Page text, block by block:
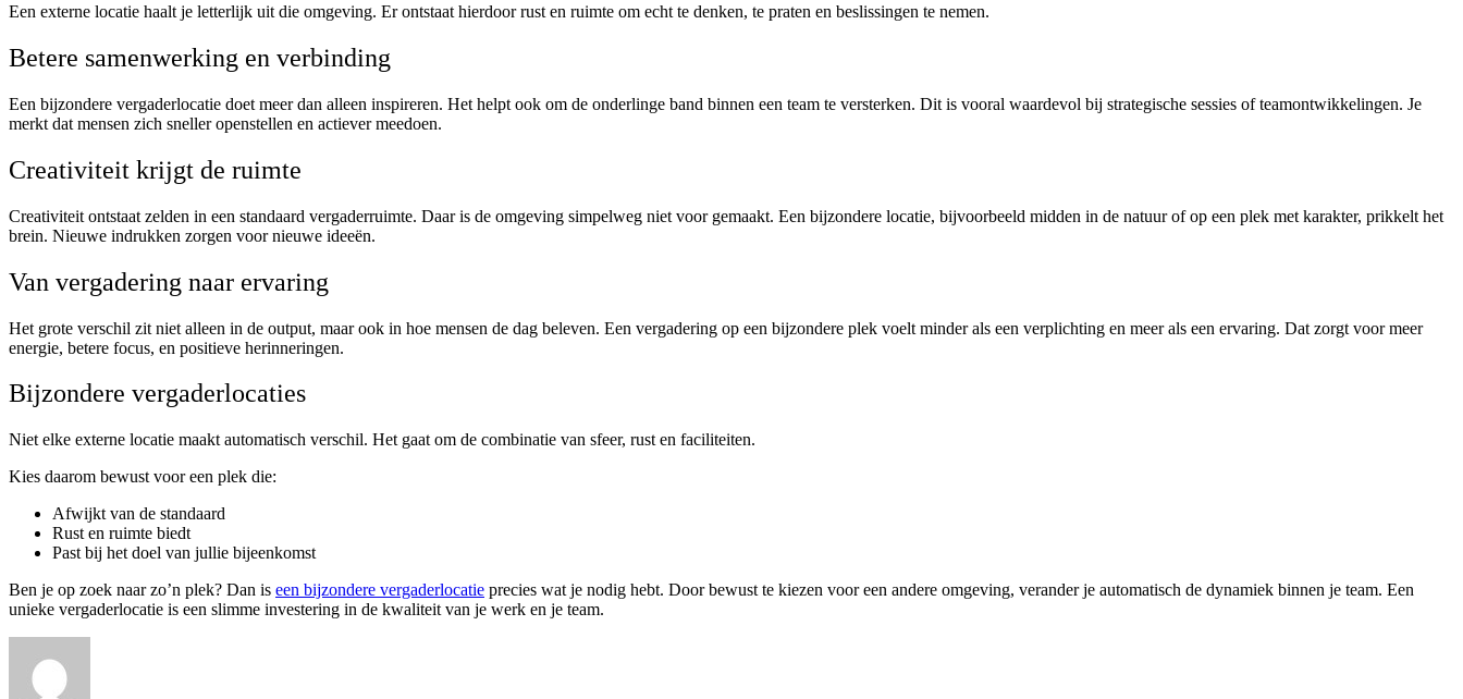
Een externe locatie haalt je letterlijk uit die omgeving. Er ontstaat hierdoor rust en ruimte om echt te denken, te praten en beslissingen te nemen.
Betere samenwerking en verbinding
Een bijzondere vergaderlocatie doet meer dan alleen inspireren. Het helpt ook om de onderlinge band binnen een team te versterken. Dit is vooral waardevol bij strategische sessies of teamontwikkelingen. Je
merkt dat mensen zich sneller openstellen en actiever meedoen.
Creativiteit krijgt de ruimte
Creativiteit ontstaat zelden in een standaard vergaderruimte. Daar is de omgeving simpelweg niet voor gemaakt. Een bijzondere locatie, bijvoorbeeld midden in de natuur of op een plek met karakter, prikkelt het
brein. Nieuwe indrukken zorgen voor nieuwe ideeën.
Van vergadering naar ervaring
Het grote verschil zit niet alleen in de output, maar ook in hoe mensen de dag beleven. Een vergadering op een bijzondere plek voelt minder als een verplichting en meer als een ervaring. Dat zorgt voor meer
energie, betere focus, en positieve herinneringen.
Bijzondere vergaderlocaties
Niet elke externe locatie maakt automatisch verschil. Het gaat om de combinatie van sfeer, rust en faciliteiten.
Kies daarom bewust voor een plek die:
Afwijkt van de standaard
Rust en ruimte biedt
Past bij het doel van jullie bijeenkomst
Ben je op zoek naar zo’n plek? Dan is een bijzondere vergaderlocatie precies wat je nodig hebt. Door bewust te kiezen voor een andere omgeving, verander je automatisch de dynamiek binnen je team. Een
unieke vergaderlocatie is een slimme investering in de kwaliteit van je werk en je team.